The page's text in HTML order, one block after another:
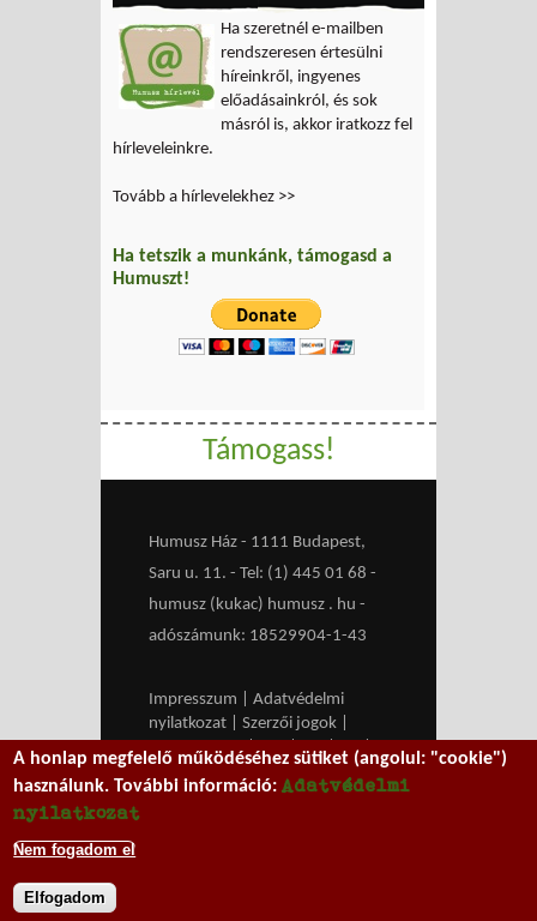
Ha szeretnél e-mailben
rendszeresen értesülni
híreinkről, ingyenes
előadásainkról, és sok
másról is, akkor iratkozz fel
hírleveleinkre.
Tovább a hírlevelekhez >>
Ha tetszik a munkánk, támogasd a
Humuszt!
Támogass!
Humusz Ház - 1111 Budapest,
Saru u. 11. - Tel: (1) 445 01 68 -
humusz (kukac) humusz . hu -
adószámunk: 18529904-1-43
Impresszum
Adatvédelmi
nyilatkozat
Szerzői jogok
Médiaajánlat
RSS HU| EN
A honlap megfelelő működéséhez sütiket (angolul: "cookie")
használunk. További információ:Adatvédelmi
nyilatkozat
Nem fogadom el
Elfogadom